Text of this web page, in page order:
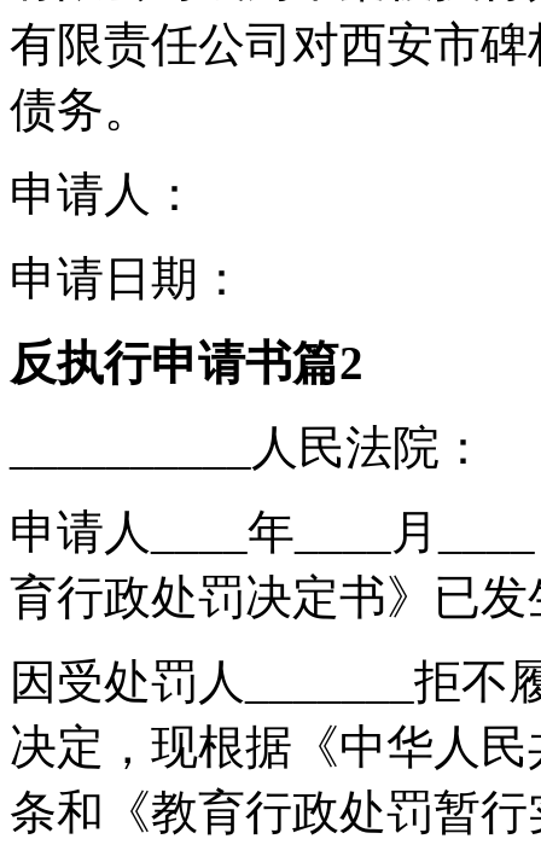
有限责任公司对西安市
债务。
申请人：
申请日期：
反执行申请书篇2
__________人民法院：
申请人____年____月
育行政处罚决定书》已
因受处罚人_______拒不
决定，现根据《中华人
条和《教育行政处罚暂